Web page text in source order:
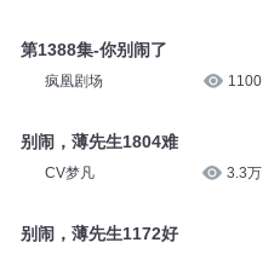
第1388集-你别闹了
疯凰剧场 1100
别闹，薄先生1804难
CV梦凡 3.3万
别闹，薄先生1172好